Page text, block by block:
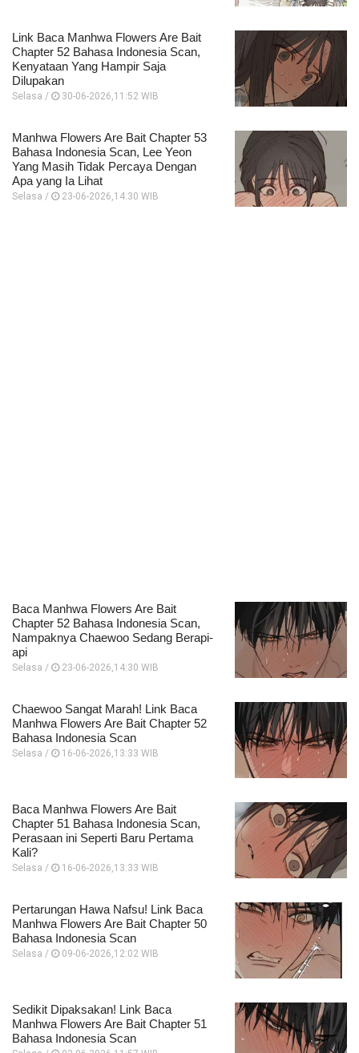
Link Baca Manhwa Flowers Are Bait
Chapter 52 Bahasa Indonesia Scan,
Kenyataan Yang Hampir Saja
Dilupakan
Selasa / 30-06-2026,11:52 WIB
Manhwa Flowers Are Bait Chapter 53
Bahasa Indonesia Scan, Lee Yeon
Yang Masih Tidak Percaya Dengan
Apa yang Ia Lihat
Selasa / 23-06-2026,14:30 WIB
Baca Manhwa Flowers Are Bait
Chapter 52 Bahasa Indonesia Scan,
Nampaknya Chaewoo Sedang Berapi-
api
Selasa / 23-06-2026,14:30 WIB
Chaewoo Sangat Marah! Link Baca
Manhwa Flowers Are Bait Chapter 52
Bahasa Indonesia Scan
Selasa / 16-06-2026,13:33 WIB
Baca Manhwa Flowers Are Bait
Chapter 51 Bahasa Indonesia Scan,
Perasaan ini Seperti Baru Pertama
Kali?
Selasa / 16-06-2026,13:33 WIB
Pertarungan Hawa Nafsu! Link Baca
Manhwa Flowers Are Bait Chapter 50
Bahasa Indonesia Scan
Selasa / 09-06-2026,12:02 WIB
Sedikit Dipaksakan! Link Baca
Manhwa Flowers Are Bait Chapter 51
Bahasa Indonesia Scan